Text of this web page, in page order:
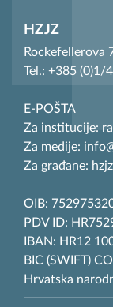
HZJZ
Rockefellerova
Tel.: +385 (0)1/
E-POŠTA
Za institucije:
Za medije:
Za građane:
OIB:
PDV ID:
IBAN: HR12
BIC (SWIFT)
Hrvatska